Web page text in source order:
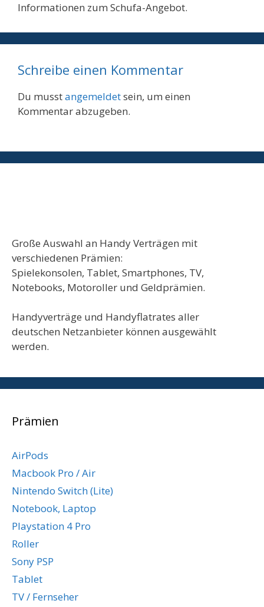
Informationen zum Schufa-Angebot.
Schreibe einen Kommentar
Du musstangemeldetsein, um einen
Kommentar abzugeben.
Große Auswahl an Handy Verträgen mit
verschiedenen Prämien:
Spielekonsolen, Tablet, Smartphones, TV,
Notebooks, Motoroller und Geldprämien.
Handyverträge und Handyflatrates aller
deutschen Netzanbieter können ausgewählt
werden.
Prämien
AirPods
Macbook Pro / Air
Nintendo Switch (Lite)
Notebook, Laptop
Playstation 4 Pro
Roller
Sony PSP
Tablet
TV / Fernseher